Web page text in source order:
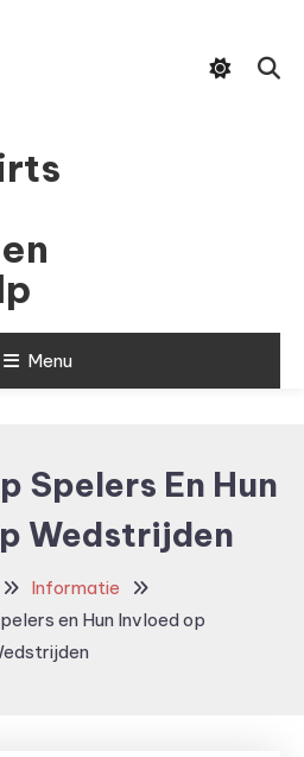
Menu
Spelers En Hun
Wedstrijden
Informatie
en Hun Invloed op